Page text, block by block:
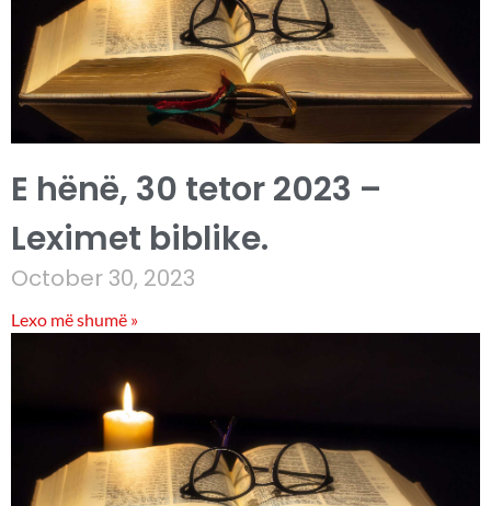
E hënë, 30 tetor 2023 –
Leximet biblike.
October 30, 2023
Lexo më shumë »